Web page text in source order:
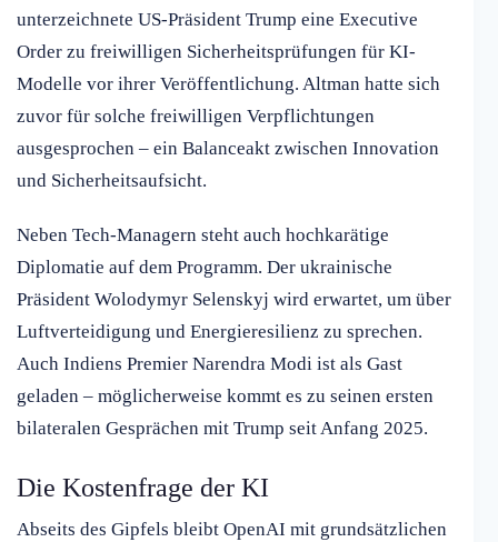
unterzeichnete US-Präsident Trump eine Executive
Order zu freiwilligen Sicherheitsprüfungen für KI-
Modelle vor ihrer Veröffentlichung. Altman hatte sich
zuvor für solche freiwilligen Verpflichtungen
ausgesprochen – ein Balanceakt zwischen Innovation
und Sicherheitsaufsicht.
Neben Tech-Managern steht auch hochkarätige
Diplomatie auf dem Programm. Der ukrainische
Präsident Wolodymyr Selenskyj wird erwartet, um über
Luftverteidigung und Energieresilienz zu sprechen.
Auch Indiens Premier Narendra Modi ist als Gast
geladen – möglicherweise kommt es zu seinen ersten
bilateralen Gesprächen mit Trump seit Anfang 2025.
Die Kostenfrage der KI
Abseits des Gipfels bleibt OpenAI mit grundsätzlichen